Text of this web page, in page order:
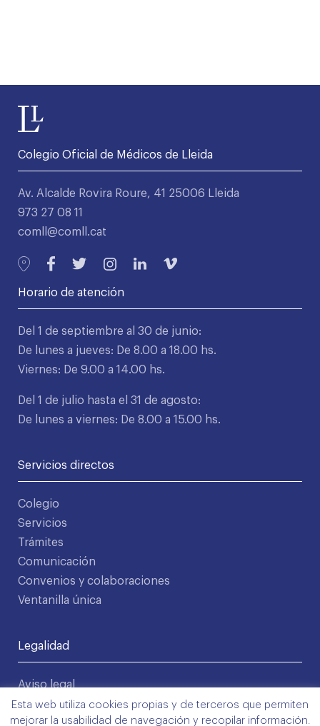
Colegio Oficial de Médicos de Lleida
Av. Alcalde Rovira Roure, 41 25006 Lleida
973 27 08 11
comll@comll.cat
Horario de atención
Del 1 de septiembre al 30 de junio:
De lunes a jueves: De 8.00 a 18.00 hs.
Viernes: De 9.00 a 14.00 hs.
Del 1 de julio hasta el 31 de agosto:
De lunes a viernes: De 8.00 a 15.00 hs.
Servicios directos
Colegio
Servicios
Trámites
Comunicación
Convenios y colaboraciones
Ventanilla única
Legalidad
Aviso legal
Política de privacidad
Condiciones de uso
Esta web utiliza cookies propias y de terceros que permiten
mejorar la usabilidad de navegación y recopilar información.